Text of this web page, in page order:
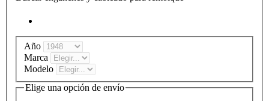
Año
Marca
Modelo
Elige una opción de envío